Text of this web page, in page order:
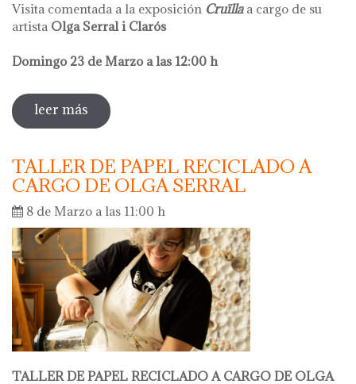
Visita comentada a la exposición Cruïlla a cargo de su
artista Olga Serral i Clarós
Domingo 23 de Marzo a las 12:00 h
leer más sobre visita comentada olga serral
TALLER DE PAPEL RECICLADO A
CARGO DE OLGA SERRAL
8 de Marzo a las 11:00 h
TALLER DE PAPEL RECICLADO A CARGO DE OLGA